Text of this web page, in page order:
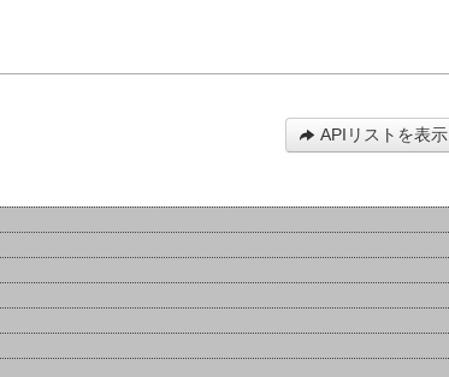
APIリストを表示